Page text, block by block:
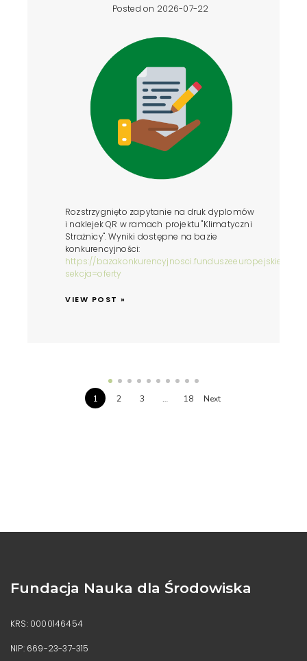
Posted on 2026-07-22
Rozstrzygnięto zapytanie na druk dyplomów
i naklejek QR w ramach projektu "Klimatyczni
Strażnicy". Wyniki dostępne na bazie
konkurencyjności:
https://
sekcja=oferty
VIEW POST »
1 2 3 … 18 Next
Fundacja Nauka dla Środowiska
KRS: 0000146454
NIP: 669-23-37-315